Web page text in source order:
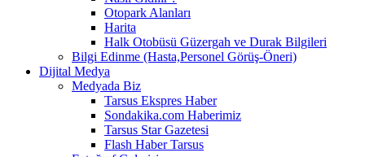
Otopark Alanları
Harita
Halk Otobüsü Güzergah ve Durak Bilgileri
Bilgi Edinme (Hasta,Personel Görüş-Öneri)
Dijital Medya
Medyada Biz
Tarsus Ekspres Haber
Sondakika.com Haberimiz
Tarsus Star Gazetesi
Flash Haber Tarsus